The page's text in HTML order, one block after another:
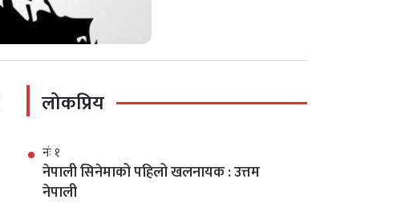
लोकप्रिय
नंः १
नेपाली सिनेमाको पहिलो खलनायक : उत्तम
नेपाली